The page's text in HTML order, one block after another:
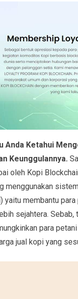
Anda Ketahui
Keunggulannya.
oleh Kopi
menggunakan
yaitu membantu
sejahtera. Sebab,
para
jual kopi yang